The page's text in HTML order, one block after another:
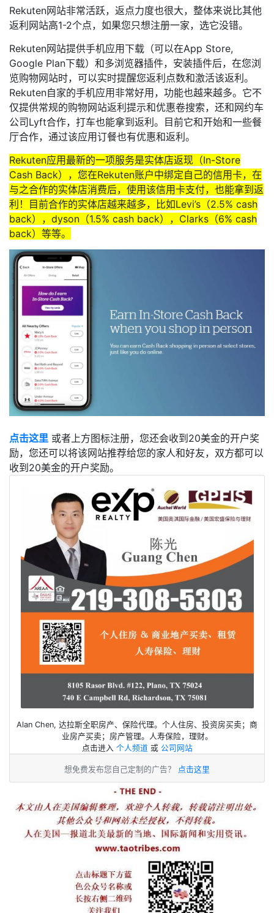
Rekuten网站非常活跃，返点力度也很大，整体来说比其他
返利网站高1-2个点，如果您只想注册一家，选它没错。
Rekuten网站提供手机应用下载（可以在App Store,
Google Plan下载）和多浏览器插件，安装插件后，在您浏
览购物网站时，可以实时提醒您返利点数和激活该返利。
Rekuten自家的手机应用非常好用，功能也越来越多。它不
仅提供常规的购物网站返利提示和优惠卷搜索，还和网约车
公司Lyft合作，打车也能拿到返利。目前它和开始和一些餐
厅合作，通过该应用订餐也有优惠和返利。
Rekuten应用最新的一项服务是实体店返现（In-Store
Cash Back），您在Rekuten账户中绑定自己的信用卡，在
与之合作的实体店消费后，使用该信用卡支付，也能拿到返
利！目前合作的实体店越来越多，比如Levi’s（2.5% cash
back），dyson（1.5% cash back），Clarks（6% cash
back）等等。
点击这里 或者上方图标注册，您还会收到20美金的开户奖
励，您还可以将该网站推荐给您的家人和好友，双方都可以
收到20美金的开户奖励。
Alan Chen, 达拉斯全职房产、保险代理。个人住房、投资房买卖；商
业房产买卖；房产管理。人寿保险，理财。
点击进入 个人频道 或 公司网站
想免费发布您自己定制的广告？ 点击这里